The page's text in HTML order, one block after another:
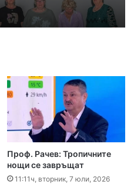
Проф. Рачев: Тропичните
нощи се завръщат
11:11ч, вторник, 7 юли, 2026